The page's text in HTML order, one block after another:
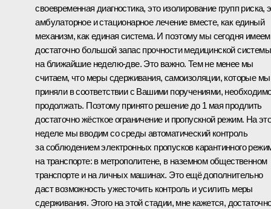
своевременная диагностика, это изолирование групп риска,
амбулаторное и стационарное лечение вместе, как единый
механизм, как единая система. И поэтому мы сегодня имеем
достаточно большой запас прочности медицинской системы
на ближайшие неделю-две. Это важно. Тем не менее мы
считаем, что меры сдерживания, самоизоляции, которые мы
приняли в соответствии с Вашими поручениями,
продолжать. Поэтому принято решение до 1 мая продлить
достаточно жёсткое ограничение и пропускной режим. На
неделе мы вводим со среды автоматический контроль
за соблюдением электронных пропусков карантинного
на транспорте: в метрополитене, в наземном общественном
транспорте и на личных машинах. Это ещё дополнительно
даст возможность ужесточить контроль и усилить меры
сдерживания. Этого на этой стадии, мне кажется,